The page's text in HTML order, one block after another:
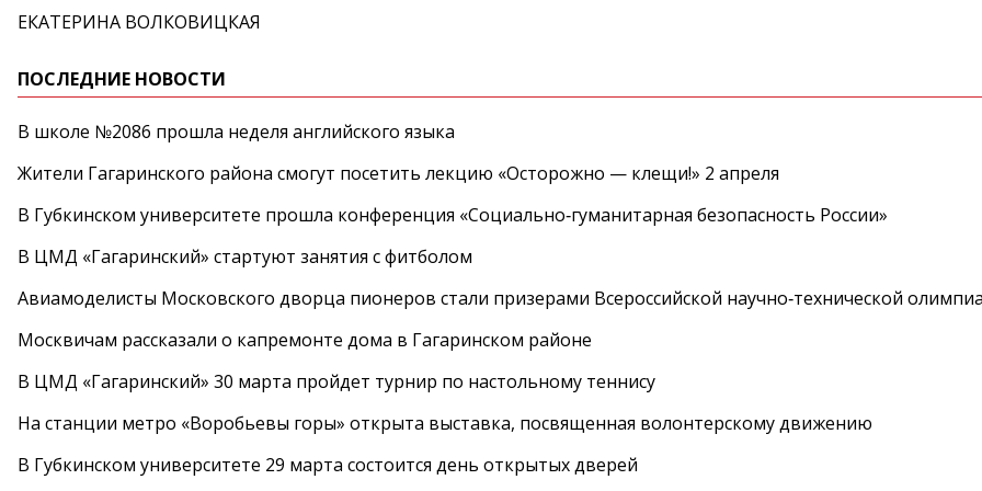
ЕКАТЕРИНА ВОЛКОВИЦКАЯ
ПОСЛЕДНИЕ НОВОСТИ
В школе №2086 прошла неделя английского языка
Жители Гагаринского района смогут посетить лекцию «Осторожно — клещи!» 2 апреля
В Губкинском университете прошла конференция «Социально‑гуманитарная безопасность России»
В ЦМД «Гагаринский» стартуют занятия с фитболом
Авиамоделисты Московского дворца пионеров стали призерами Всероссийской научно‑технической
Москвичам рассказали о капремонте дома в Гагаринском районе
В ЦМД «Гагаринский» 30 марта пройдет турнир по настольному теннису
На станции метро «Воробьевы горы» открыта выставка, посвященная волонтерскому движению
В Губкинском университете 29 марта состоится день открытых дверей